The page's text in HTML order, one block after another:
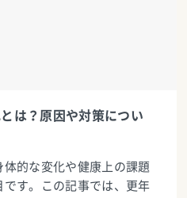
は？原因や対策につい
的な変化や健康上の課題
す。この記事では、更年